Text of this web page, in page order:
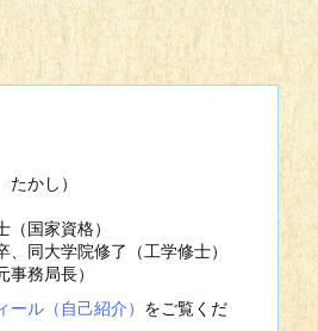
かし）
（国家資格）
、同大学院修了（工学修士）
事務局長）
ール（自己紹介） をご覧くだ